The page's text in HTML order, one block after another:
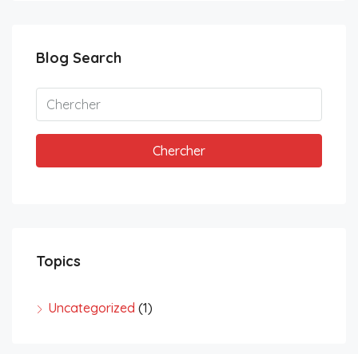
Blog Search
Chercher
Topics
Uncategorized (1)